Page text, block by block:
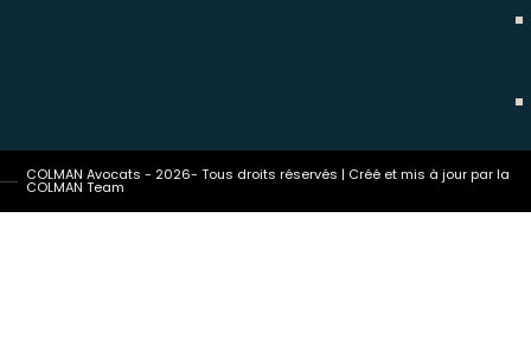
COLMAN Avocats - 2026- Tous droits réservés | Créé et mis à jour par la
COLMAN Team